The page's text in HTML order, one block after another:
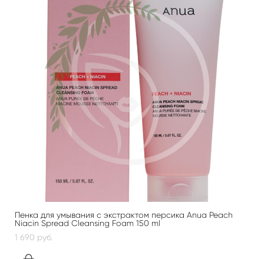
Пенка для умывания с экстрактом персика Anua Peach
Niacin Spread Cleansing Foam 150 ml
1 690 pуб.